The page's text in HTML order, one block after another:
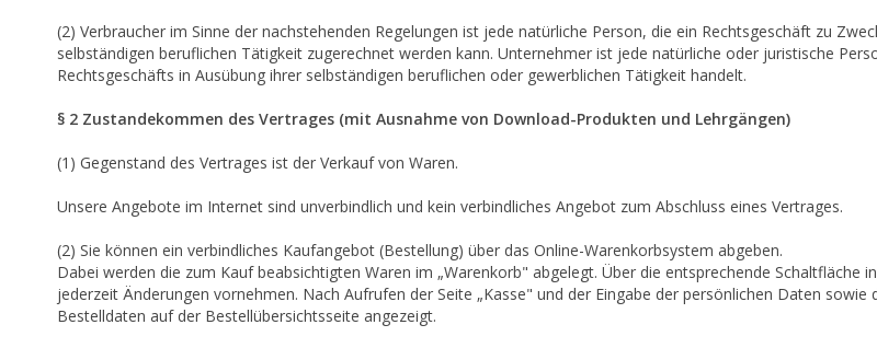
(2) Verbraucher im Sinne der nachstehenden Regelungen ist jede natürliche Person, die ein Rechtsgeschäft zu
selbständigen beruflichen Tätigkeit zugerechnet werden kann. Unternehmer ist jede natürliche oder juristische
Rechtsgeschäfts in Ausübung ihrer selbständigen beruflichen oder gewerblichen Tätigkeit handelt.
§ 2 Zustandekommen des Vertrages (mit Ausnahme von Download-Produkten und Lehrgängen)
(1) Gegenstand des Vertrages ist der Verkauf von Waren.
Unsere Angebote im Internet sind unverbindlich und kein verbindliches Angebot zum Abschluss eines Vertrages.
(2) Sie können ein verbindliches Kaufangebot (Bestellung) über das Online-Warenkorbsystem abgeben.
Dabei werden die zum Kauf beabsichtigten Waren im „Warenkorb" abgelegt. Über die entsprechende
jederzeit Änderungen vornehmen. Nach Aufrufen der Seite „Kasse" und der Eingabe der persönlichen Daten
Bestelldaten auf der Bestellübersichtsseite angezeigt.